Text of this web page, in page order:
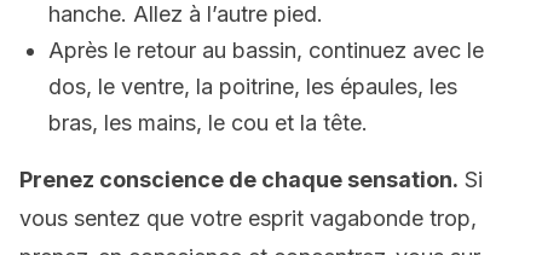
hanche. Allez à l’autre pied.
Après le retour au bassin, continuez avec le
dos, le ventre, la poitrine, les épaules, les
bras, les mains, le cou et la tête.
Prenez conscience de chaque sensation. Si
vous sentez que votre esprit vagabonde trop,